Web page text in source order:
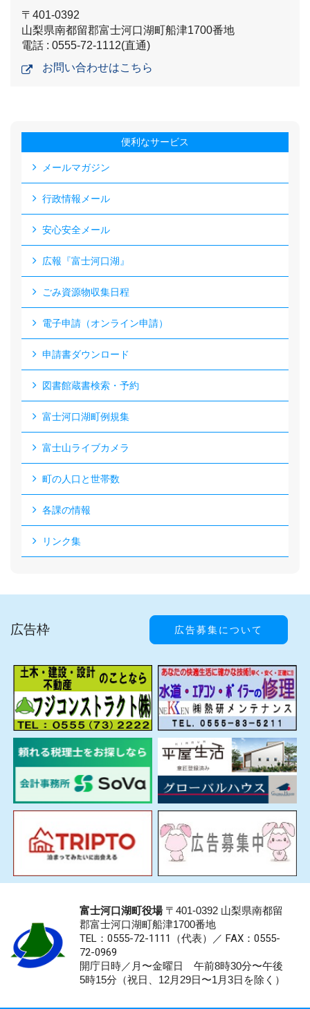
〒401-0392
山梨県南都留郡富士河口湖町船津1700番地
電話 : 0555-72-1112(直通)
お問い合わせはこちら
便利なサービス
メールマガジン
行政情報メール
安心安全メール
広報『富士河口湖』
ごみ資源物収集日程
電子申請（オンライン申請）
申請書ダウンロード
図書館蔵書検索・予約
富士河口湖町例規集
富士山ライブカメラ
町の人口と世帯数
各課の情報
リンク集
広告枠 広告募集について
富士河口湖町役場〒401-0392 山梨県南都留
郡富士河口湖町船津1700番地
TEL：0555-72-1111 （代表）／ FAX：0555-
72-0969
開庁日時／月〜金曜日 午前8時30分〜午後
5時15分（祝日、12月29日〜1月3日を除く）